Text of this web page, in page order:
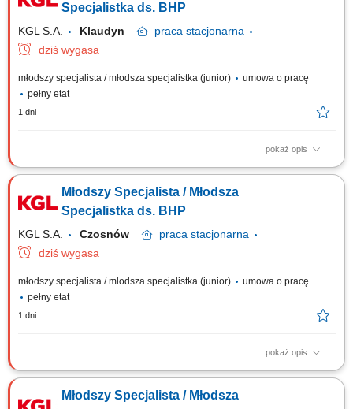
Specjalistka ds. BHP
KGL S.A. Klaudyn praca stacjonarna
dziś wygasa
młodszy specjalista / młodsza specjalistka (junior)
umowa o pracę
pełny etat
1 dni
pokaż opis
Zakres obowiązków: Operacyjne wsparcie zespołu BHP w codziennych
okresowych; Prowadzenie, porządkowanie i archiwizacja dokumentacji;
Stały kontakt z pracownikami w obszarze bezpiecznej pracy;
Młodszy Specjalista / Młodsza
Specjalistka ds. BHP
KGL S.A. Czosnów praca stacjonarna
dziś wygasa
młodszy specjalista / młodsza specjalistka (junior)
umowa o pracę
pełny etat
1 dni
pokaż opis
Zakres obowiązków: Operacyjne wsparcie zespołu BHP w codziennych
okresowych; Prowadzenie, porządkowanie i archiwizacja dokumentacji;
Młodszy Specjalista / Młodsza